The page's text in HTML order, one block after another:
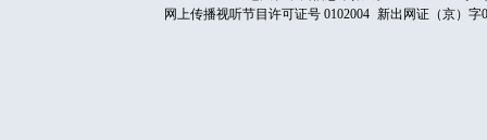
网上传播视听节目许可证号 0102004 新出网证（京）